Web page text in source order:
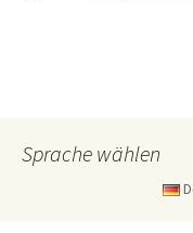
Sprache wählen